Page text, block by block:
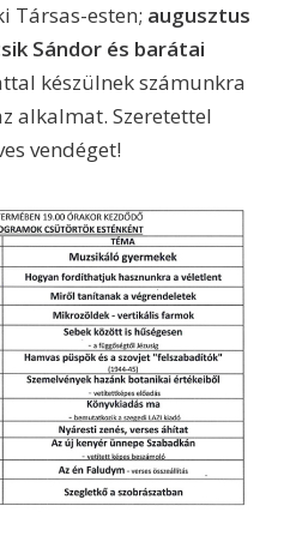
Társas-esten; augusztus
Sándor és barátai
készülnek számunkra
alkalmat. Szeretettel
vendéget!